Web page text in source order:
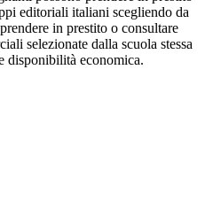
editoriali italiani scegliendo da
in prestito o consultare
selezionate dalla scuola stessa
disponibilità economica.